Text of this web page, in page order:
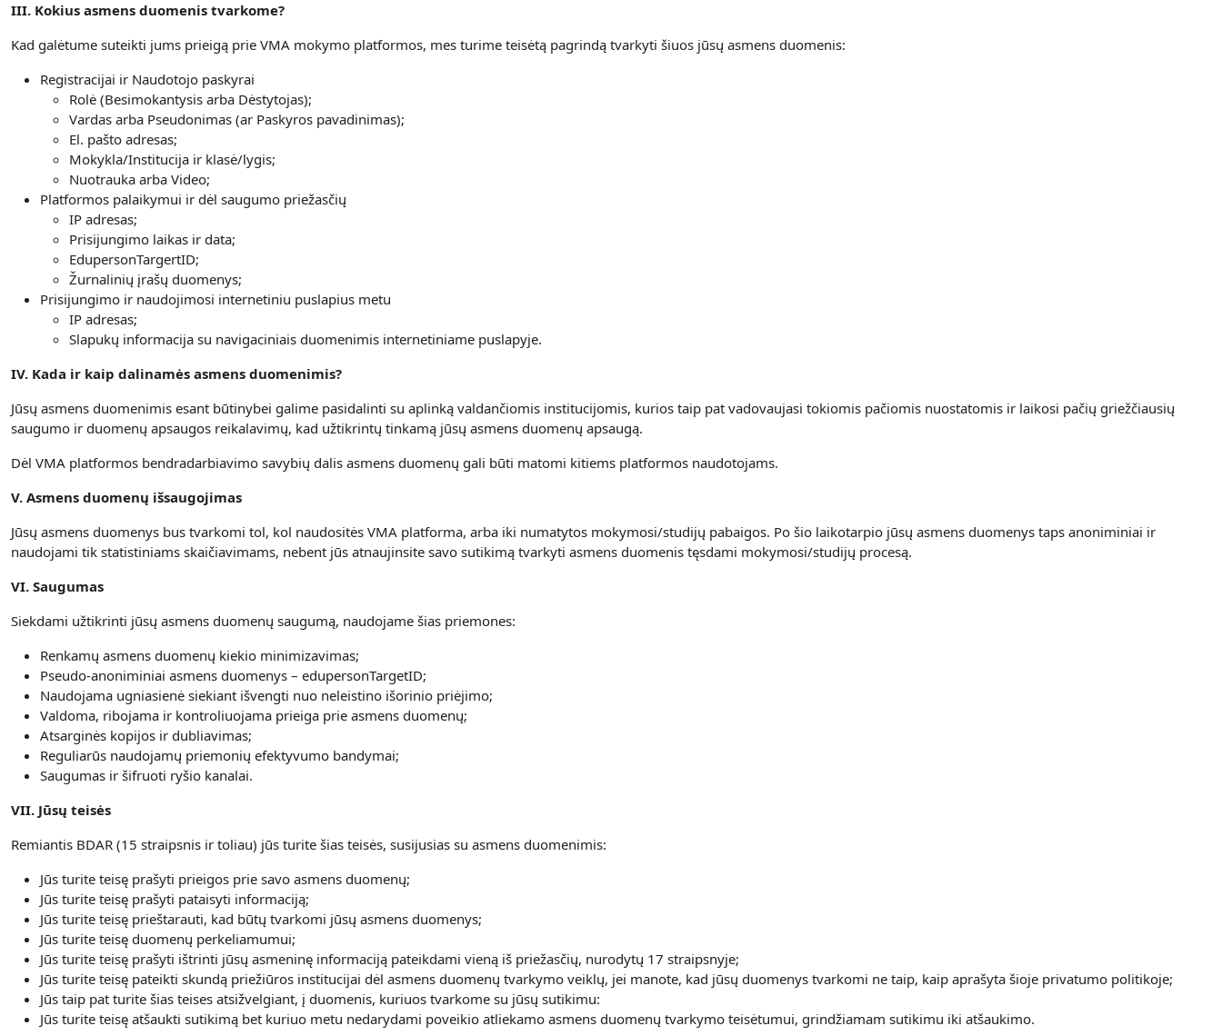
III. Kokius asmens duomenis tvarkome?
Kad galėtume suteikti jums prieigą prie VMA mokymo platformos, mes turime teisėtą pagrindą tvarkyti šiuos jūsų asmens duomenis:
Registracijai ir Naudotojo paskyrai
Rolė (Besimokantysis arba Dėstytojas);
Vardas arba Pseudonimas (ar Paskyros pavadinimas);
El. pašto adresas;
Mokykla/Institucija ir klasė/lygis;
Nuotrauka arba Video;
Platformos palaikymui ir dėl saugumo priežasčių
IP adresas;
Prisijungimo laikas ir data;
EdupersonTargertID;
Žurnalinių įrašų duomenys;
Prisijungimo ir naudojimosi internetiniu puslapius metu
IP adresas;
Slapukų informacija su navigaciniais duomenimis internetiniame puslapyje.
IV. Kada ir kaip dalinamės asmens duomenimis?
Jūsų asmens duomenimis esant būtinybei galime pasidalinti su aplinką valdančiomis institucijomis, kurios taip pat vadovaujasi tokiomis pačiomis nuostatomis ir laikosi pačių griežčiausių
saugumo ir duomenų apsaugos reikalavimų, kad užtikrintų tinkamą jūsų asmens duomenų apsaugą.
Dėl VMA platformos bendradarbiavimo savybių dalis asmens duomenų gali būti matomi kitiems platformos naudotojams.
V. Asmens duomenų išsaugojimas
Jūsų asmens duomenys bus tvarkomi tol, kol naudositės VMA platforma, arba iki numatytos mokymosi/studijų pabaigos. Po šio laikotarpio jūsų asmens duomenys taps anoniminiai ir
naudojami tik statistiniams skaičiavimams, nebent jūs atnaujinsite savo sutikimą tvarkyti asmens duomenis tęsdami mokymosi/studijų procesą.
VI. Saugumas
Siekdami užtikrinti jūsų asmens duomenų saugumą, naudojame šias priemones:
Renkamų asmens duomenų kiekio minimizavimas;
Pseudo-anoniminiai asmens duomenys – edupersonTargetID;
Naudojama ugniasienė siekiant išvengti nuo neleistino išorinio priėjimo;
Valdoma, ribojama ir kontroliuojama prieiga prie asmens duomenų;
Atsarginės kopijos ir dubliavimas;
Reguliarūs naudojamų priemonių efektyvumo bandymai;
Saugumas ir šifruoti ryšio kanalai.
VII. Jūsų teisės
Remiantis BDAR (15 straipsnis ir toliau) jūs turite šias teisės, susijusias su asmens duomenimis:
Jūs turite teisę prašyti prieigos prie savo asmens duomenų;
Jūs turite teisę prašyti pataisyti informaciją;
Jūs turite teisę prieštarauti, kad būtų tvarkomi jūsų asmens duomenys;
Jūs turite teisę duomenų perkeliamumui;
Jūs turite teisę prašyti ištrinti jūsų asmeninę informaciją pateikdami vieną iš priežasčių, nurodytų 17 straipsnyje;
Jūs turite teisę pateikti skundą priežiūros institucijai dėl asmens duomenų tvarkymo veiklų, jei manote, kad jūsų duomenys tvarkomi ne taip, kaip aprašyta šioje privatumo politikoje;
Jūs taip pat turite šias teises atsižvelgiant, į duomenis, kuriuos tvarkome su jūsų sutikimu:
Jūs turite teisę atšaukti sutikimą bet kuriuo metu nedarydami poveikio atliekamo asmens duomenų tvarkymo teisėtumui, grindžiamam sutikimu iki atšaukimo.